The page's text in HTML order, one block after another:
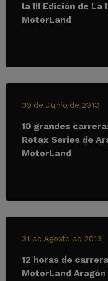
la III Edición de La
MotorLand
30 de Junio de 2013
10 grandes
Rotax Series de
MotorLand
31 de Agosto de 2013
12 horas de
MotorLand